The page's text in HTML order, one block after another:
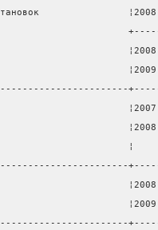
¦2008 -
¦2009
¦2007 -
¦2008
¦
¦2008 -
¦2009